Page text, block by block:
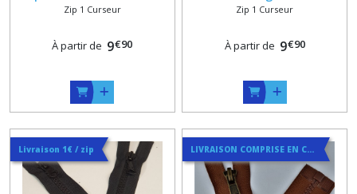
Classique ou Réversible sur
Zip 1 Curseur
À partir de 9€90
Plastique Injecté 6 mm sur
Zip 1 Curseur
À partir de 9€90
Livraison 1€ / zip LIVRAISON COMPRISE EN COURRIER SUIVI